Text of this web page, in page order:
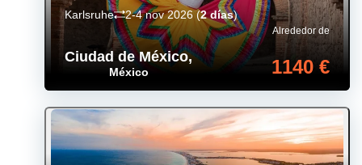
Ciudad de México,
México
Alrededor de
1140 €
Karlsruhe 2-4 nov 2026(2 días)